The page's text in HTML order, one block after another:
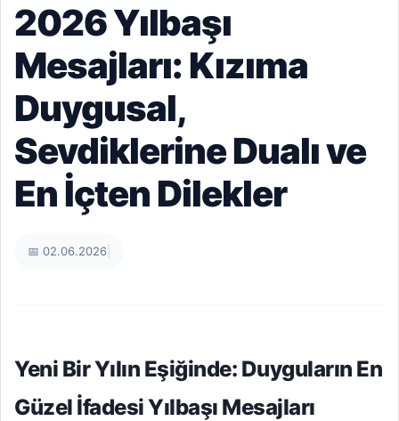
2026 Yılbaşı
Mesajları: Kızıma
Duygusal,
Sevdiklerine Dualı ve
En İçten Dilekler
📅 02.06.2026
Yeni Bir Yılın Eşiğinde: Duyguların En
Güzel İfadesi Yılbaşı Mesajları